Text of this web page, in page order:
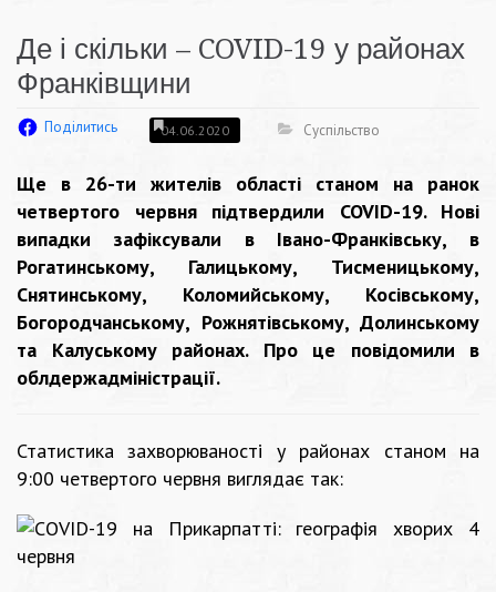
Де і скільки – COVID-19 у районах
Франківщини
Поділитись 04.06.2020 Суспільство
Ще в 26-ти жителів області станом на ранок
четвертого червня підтвердили COVID-19. Нові
випадки зафіксували в Івано-Франківську, в
Рогатинському, Галицькому, Тисменицькому,
Снятинському, Коломийському, Косівському,
Богородчанському, Рожнятівському, Долинському
та Калуському районах. Про це повідомили в
облдержадміністрації.
Статистика захворюваності у районах станом на
9:00 четвертого червня виглядає так: